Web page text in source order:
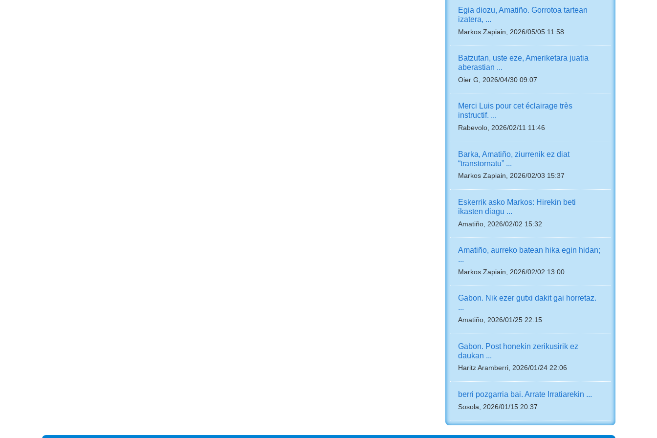
Egia diozu, Amatiño. Gorrotoa tartean
izatera, ...
Markos Zapiain, 2026/05/05 11:58
Batzutan, uste eze, Ameriketara juatia
aberastian ...
Oier G, 2026/04/30 09:07
Merci Luis pour cet éclairage très
instructif. ...
Rabevolo, 2026/02/11 11:46
Barka, Amatiño, ziurrenik ez diat
“transtornatu” ...
Markos Zapiain, 2026/02/03 15:37
Eskerrik asko Markos: Hirekin beti
ikasten diagu ...
Amatiño, 2026/02/02 15:32
Amatiño, aurreko batean hika egin hidan;
...
Markos Zapiain, 2026/02/02 13:00
Gabon. Nik ezer gutxi dakit gai horretaz.
...
Amatiño, 2026/01/25 22:15
Gabon. Post honekin zerikusirik ez
daukan ...
Haritz Aramberri, 2026/01/24 22:06
berri pozgarria bai. Arrate Irratiarekin ...
Sosola, 2026/01/15 20:37